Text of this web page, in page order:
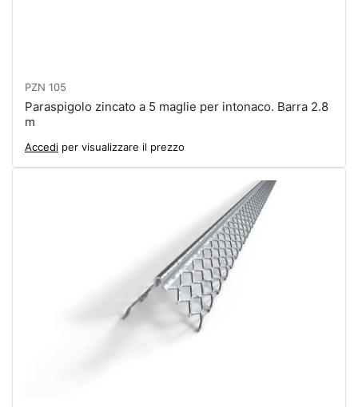
PZN 105
Paraspigolo zincato a 5 maglie per intonaco. Barra 2.8
m
Accedi per visualizzare il prezzo